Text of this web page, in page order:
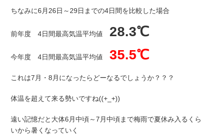
ちなみに6月26日～29日までの4日間を比較した場合
前年度 4日間最高気温平均値 28.3℃
今年度 4日間最高気温平均値35.5℃
これは7月・8月になったらどーなるでしょうか？？？
体温を超えて来る勢いですね((+_+))
遠い記憶だと大体6月中頃～7月中頃まで梅雨で夏休み入るくら
いから暑くなっていく